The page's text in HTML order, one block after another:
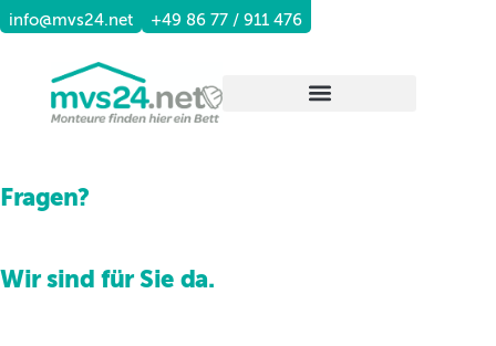
Zum
Inhalt
info@mvs24.net +49 86 77 / 911 476
Fragen?
Wir sind für Sie da.